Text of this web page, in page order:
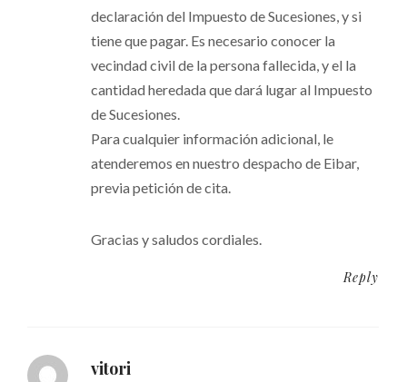
declaración del Impuesto de Sucesiones, y si
tiene que pagar. Es necesario conocer la
vecindad civil de la persona fallecida, y el la
cantidad heredada que dará lugar al Impuesto
de Sucesiones.
Para cualquier información adicional, le
atenderemos en nuestro despacho de Eibar,
previa petición de cita.
Gracias y saludos cordiales.
Reply
vitori